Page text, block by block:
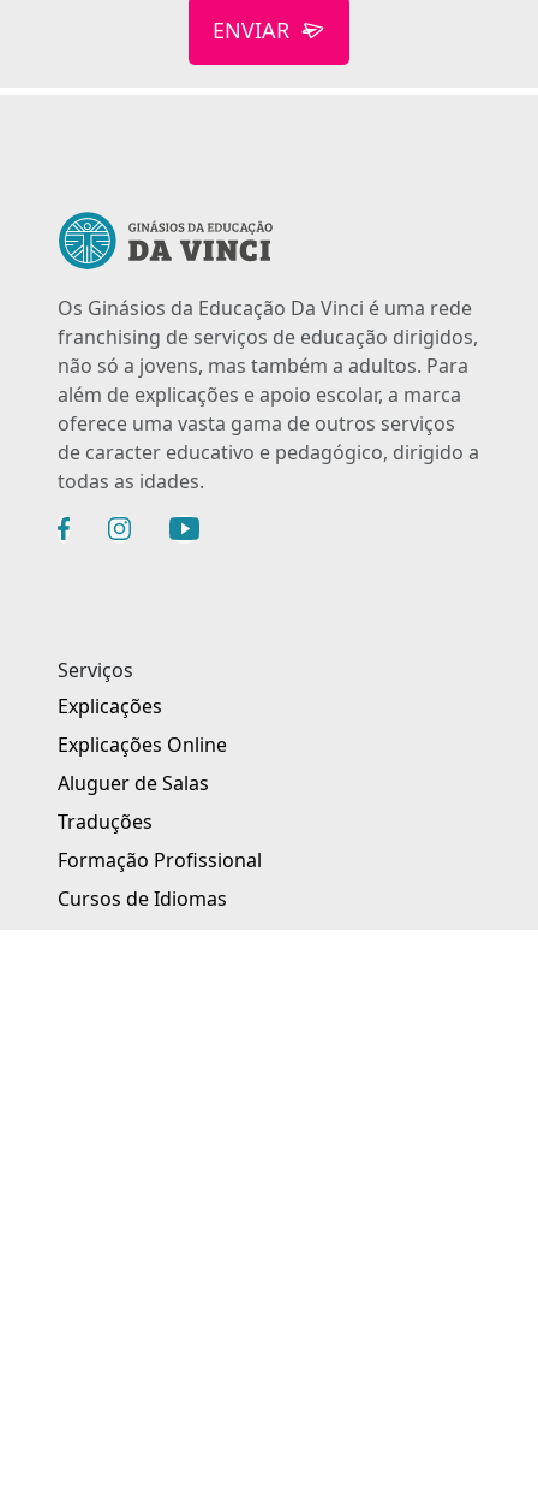
ENVIAR
Os Ginásios da Educação Da Vinci é uma rede
franchising de serviços de educação dirigidos,
não só a jovens, mas também a adultos. Para
além de explicações e apoio escolar, a marca
oferece uma vasta gama de outros serviços
de caracter educativo e pedagógico, dirigido a
todas as idades.
Serviços
Explicações
Explicações Online
Aluguer de Salas
Traduções
Formação Profissional
Cursos de Idiomas